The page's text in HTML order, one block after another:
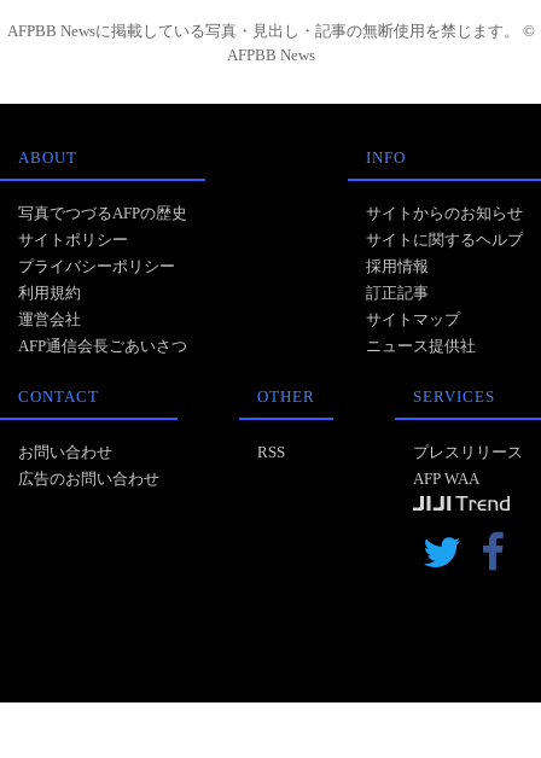
AFPBB Newsに掲載している写真・見出し・記事の無断使用を禁じます。 ©
AFPBB News
ABOUT
写真でつづるAFPの歴史
サイトポリシー
プライバシーポリシー
利用規約
運営会社
AFP通信会長ごあいさつ
INFO
サイトからのお知らせ
サイトに関するヘルプ
採用情報
訂正記事
サイトマップ
ニュース提供社
CONTACT
お問い合わせ
広告のお問い合わせ
OTHER
RSS
SERVICES
プレスリリース
AFP WAA